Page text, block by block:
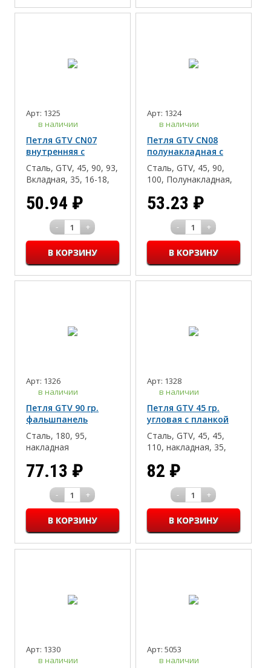
Арт: 1325
в наличии
Петля GTV CN07
внутренняя с
планкой
Сталь, GTV, 45, 90, 93,
Вкладная, 35, 16-18,
50.94 ₽
- 1 +
Арт: 1324
в наличии
Петля GTV CN08
полунакладная с
планкой
Сталь, GTV, 45, 90,
100, Полунакладная,
Массив
53.23 ₽
- 1 +
Арт: 1326
в наличии
Петля GTV 90 гр.
фальшпанель
угловая с планкой
Сталь, 180, 95,
накладная
77.13 ₽
- 1 +
Арт: 1328
в наличии
Петля GTV 45 гр.
угловая с планкой
Сталь, GTV, 45, 45,
110, накладная, 35,
монтаж), 16-18, Дсп/
82 ₽
- 1 +
Арт: 1330
в наличии
Арт: 5053
в наличии